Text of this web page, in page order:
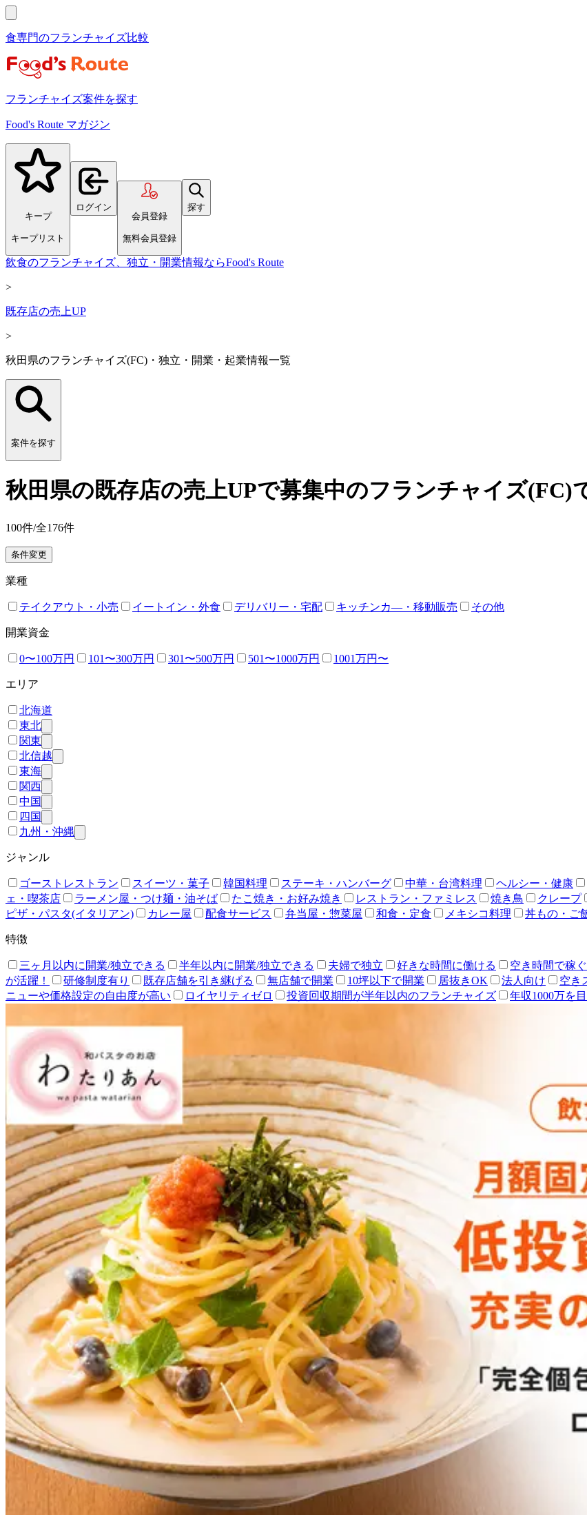
食専門のフランチャイズ比較
フランチャイズ案件を探す
Food's Route マガジン
キープ
キープリスト
ログイン
会員登録
無料会員登録
探す
飲食のフランチャイズ、独立・開業情報ならFood's Route
>
既存店の売上UP
>
秋田県のフランチャイズ(FC)・独立・開業・起業情報一覧
案件を探す
秋田県の既存店の売上UPで募集中のフランチャイズ(FC)
100件/全176件
条件変更
業種
テイクアウト・小売 イートイン・外食 デリバリー・宅配 キッチンカ―・移動販売 その他
開業資金
0〜100万円 101〜300万円 301〜500万円 501〜1000万円 1001万円〜
エリア
北海道
東北
関東
北信越
東海
関西
中国
四国
九州・沖縄
ジャンル
ゴーストレストラン スイーツ・菓子 韓国料理 ステーキ・ハンバーグ 中華・台湾料理 ヘルシー・健康
ェ・喫茶店
ラーメン屋・つけ麺・油そば たこ焼き・お好み焼き レストラン・ファミレス 焼き鳥 クレープ
ピザ・パスタ(イタリアン)
カレー屋 配食サービス 弁当屋・惣菜屋 和食・定食 メキシコ料理 丼もの・ご
特徴
三ヶ月以内に開業/独立できる 半年以内に開業/独立できる 夫婦で独立 好きな時間に働ける 空き時間で稼ぐ
が活躍！
研修制度有り 既存店舗を引き継げる 無店舗で開業 10坪以下で開業 居抜きOK 法人向け 空き
ニューや価格設定の自由度が高い
ロイヤリティゼロ 投資回収期間が半年以内のフランチャイズ 年収1000万を